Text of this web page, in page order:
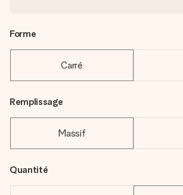
Forme
Carré
Remplissage
Massif
Quantité